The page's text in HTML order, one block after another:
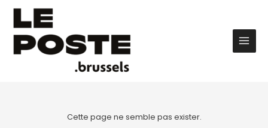
contenu
Main
Cette page ne semble pas exister.